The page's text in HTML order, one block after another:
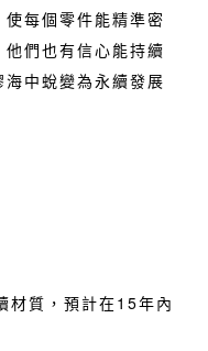
每個零件能精準密
們也有信心能持續
中蛻變為永續發展
材質，預計在15年內